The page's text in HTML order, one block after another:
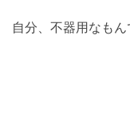
自分、不器用なもん